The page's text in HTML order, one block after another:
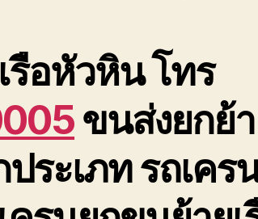
รือหัวหิน โทร
ขนส่งยกย้
ระเภท รถเคร